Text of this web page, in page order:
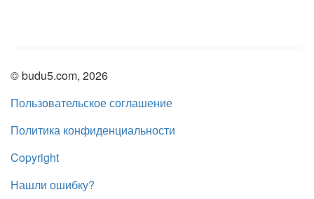
© budu5.com, 2026
Пользовательское соглашение
Политика конфиденциальности
Copyright
Нашли ошибку?